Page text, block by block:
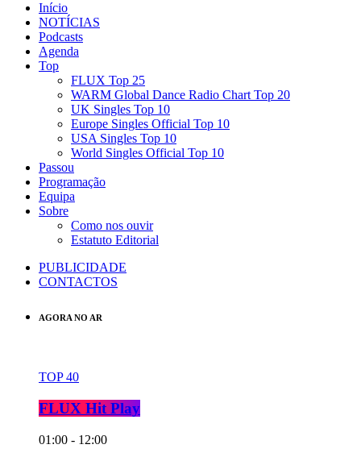
Início
NOTÍCIAS
Podcasts
Agenda
Top
FLUX Top 25
WARM Global Dance Radio Chart Top 20
UK Singles Top 10
Europe Singles Official Top 10
USA Singles Top 10
World Singles Official Top 10
Passou
Programação
Equipa
Sobre
Como nos ouvir
Estatuto Editorial
PUBLICIDADE
CONTACTOS
AGORA NO AR
TOP 40
FLUX Hit Play
01:00 - 12:00